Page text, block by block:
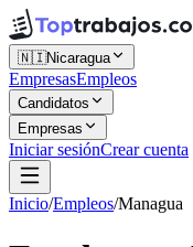
🇳🇮Nicaragua
EmpresasEmpleos
Candidatos
Empresas
Iniciar sesiónCrear cuenta
Inicio/Empleos/Managua